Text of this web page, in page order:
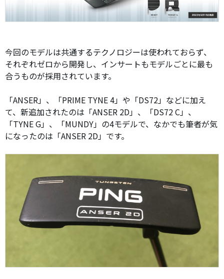
今回のモデルは共通するテクノロジーは使われておらず、
それぞれゼロから開発し、インサートもモデルごとに最も
合うものが採用されています。
「ANSER」、「PRIME TYNE 4」や「DS72」などに加え
て、新追加されたのは「ANSER 2D」、「DS72 C」、
「TYNE G」、「MUNDY」の4モデルで、なかでも筆者が気
になったのは「ANSER 2D」です。